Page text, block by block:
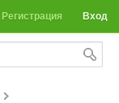
Вход
Регистрация